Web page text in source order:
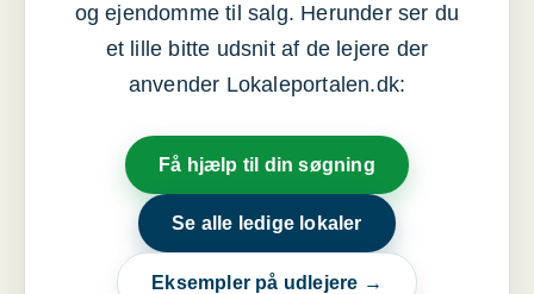
og ejendomme til salg. Herunder ser du
et lille bitte udsnit af de lejere der
anvender Lokaleportalen.dk:
Få hjælp til din søgning
Se alle ledige lokaler
Eksempler på udlejere →